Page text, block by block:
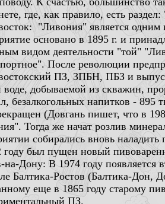
где, как правило,
"Ливония" является
основано в 1895 г. и
видом деятельности "той"
После революции
ПЗ, ЗПБН, ПБЗ и
воде, добываемой из скважин,
безалкогольных напитков - 895
(Довгань пишет, что в
Тогда же начат розлив
собирались вновь
году был пущен новый
на-Дону: В 1974 году появляется
Балтика-Ростов (Балтика-Дон,
еще в 1865 году старому
ПЗ.